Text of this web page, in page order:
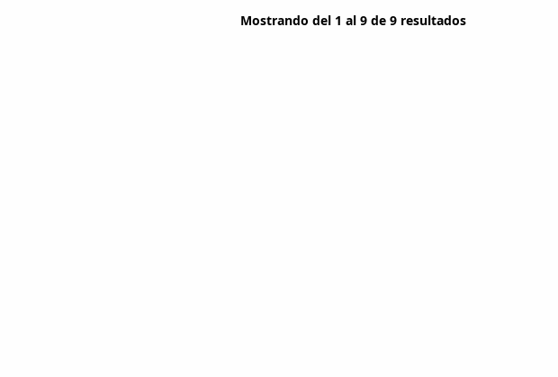
Mostrando del 1 al 9 de 9 resultados